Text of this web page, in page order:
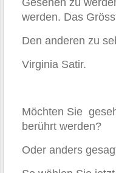
Gesehen zu
werden. Das
Den anderen zu
Virginia Satir.
Möchten Sie
berührt werden?
Oder anders